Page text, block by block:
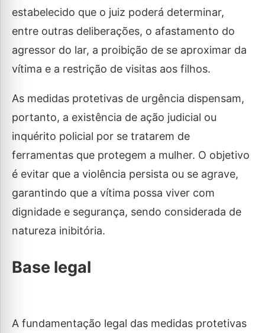
estabelecido que o juiz poderá determinar,
entre outras deliberações, o afastamento do
agressor do lar, a proibição de se aproximar da
vítima e a restrição de visitas aos filhos.
As medidas protetivas de urgência dispensam,
portanto, a existência de ação judicial ou
inquérito policial por se tratarem de
ferramentas que protegem a mulher. O objetivo
é evitar que a violência persista ou se agrave,
garantindo que a vítima possa viver com
dignidade e segurança, sendo considerada de
natureza inibitória.
Base legal
A fundamentação legal das medidas protetivas